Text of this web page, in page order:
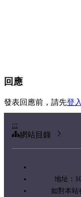
回應
發表回應前，請先登入
:::
網站目錄
地址：
如對本站